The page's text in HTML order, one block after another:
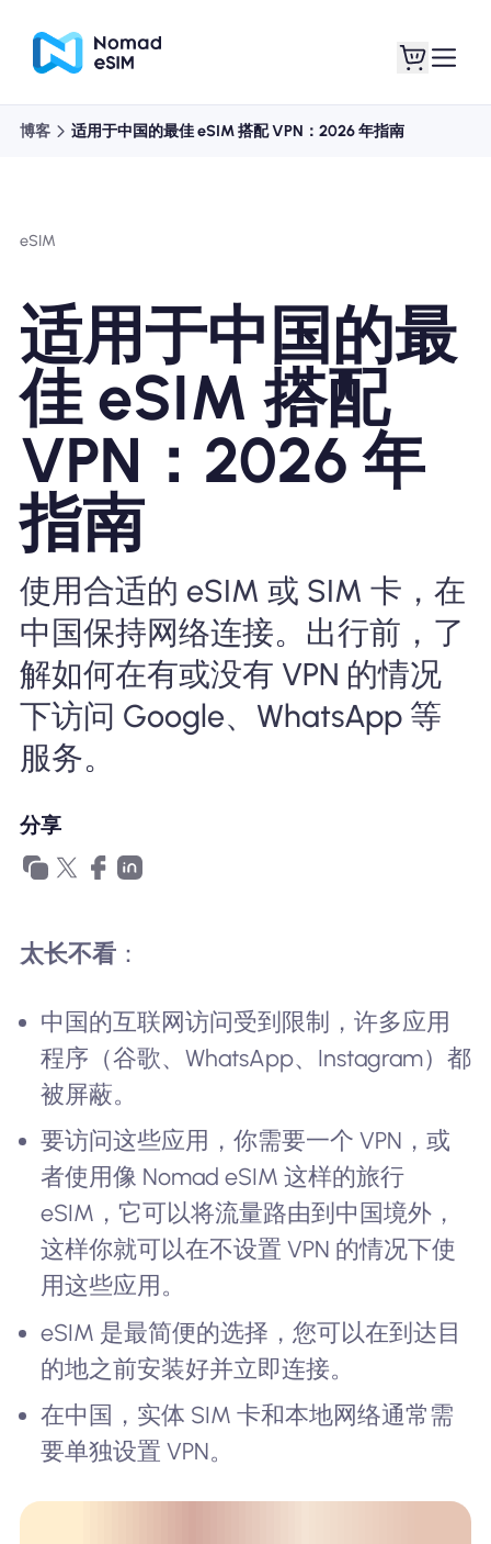
商城
关于 eSIM
为什么选择Nomad eSIM
使用 eSIM
企业用户
博客 适用于中国的最佳 eSIM 搭配 VPN：2026 年指南
eSIM
适用于中国的最
佳 eSIM 搭配
VPN：2026 年
指南
使用合适的 eSIM 或 SIM 卡，在
中国保持网络连接。出行前，了
解如何在有或没有 VPN 的情况
下访问 Google、WhatsApp 等
服务。
分享
太长不看：
中国的互联网访问受到限制，许多应用
程序（谷歌、WhatsApp、Instagram）都
被屏蔽。
要访问这些应用，你需要一个 VPN，或
者使用像 Nomad eSIM 这样的旅行
eSIM，它可以将流量路由到中国境外，
这样你就可以在不设置 VPN 的情况下使
用这些应用。
eSIM 是最简便的选择，您可以在到达目
的地之前安装好并立即连接。
在中国，实体 SIM 卡和本地网络通常需
要单独设置 VPN。